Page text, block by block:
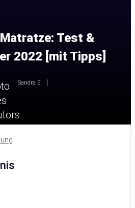
Test &
2022 [mit Tipps]
Sandra E.